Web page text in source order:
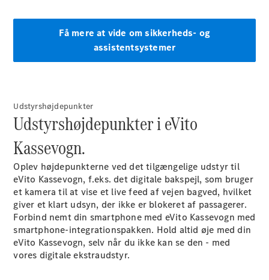
Elektriske
varebiler
Opladning
Kørsel og
rækkevidde
Økonomi
Finansiering
og leasing
Få mere at vide om sikkerheds- og
assistentsystemer
Udstyrshøjdepunkter
Udstyrshøjdepunkter i eVito
Kassevogn.
Oplev højdepunkterne ved det tilgængelige udstyr til
eVito Kassevogn, f.eks. det digitale bakspejl, som bruger
et kamera til at vise et live feed af vejen bagved, hvilket
giver et klart udsyn, der ikke er blokeret af passagerer.
Forbind nemt din smartphone med eVito Kassevogn med
smartphone-integrationspakken. Hold altid øje med din
eVito Kassevogn, selv når du ikke kan se den - med
vores digitaleekstraudstyr.